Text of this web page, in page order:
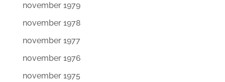
november 1979
november 1978
november 1977
november 1976
november 1975